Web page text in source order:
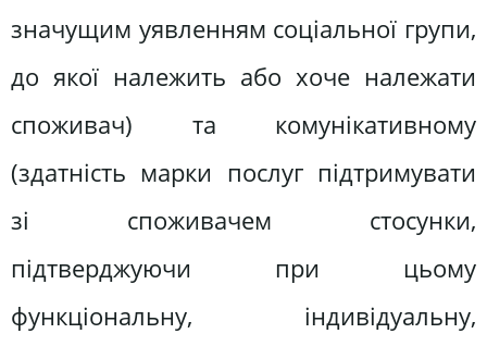
значущим уявленням соціальної групи,
до якої належить або хоче належати
споживач) та комунікативному
(здатність марки послуг підтримувати
зі споживачем стосунки,
підтверджуючи при цьому
функціональну, індивідуальну,